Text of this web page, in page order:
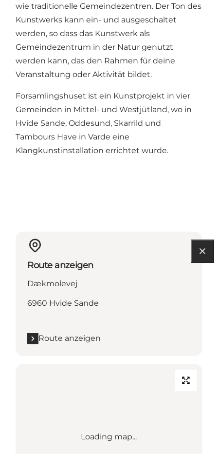
wie traditionelle Gemeindezentren. Der Ton des
Kunstwerks kann ein- und ausgeschaltet
werden, so dass das Kunstwerk als
Gemeindezentrum in der Natur genutzt
werden kann, das den Rahmen für deine
Veranstaltung oder Aktivität bildet.
Forsamlingshuset ist ein Kunstprojekt in vier
Gemeinden in Mittel- und Westjütland, wo in
Hvide Sande, Oddesund, Skarrild und
Tambours Have in Varde eine
Klangkunstinstallation errichtet wurde.
Route anzeigen
Dækmolevej
6960 Hvide Sande
Route anzeigen
Loading map...